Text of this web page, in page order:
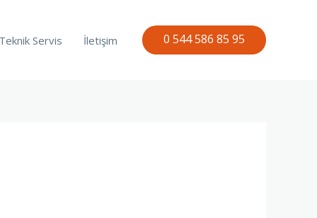
Servis İletişim 0 544 586 85 95